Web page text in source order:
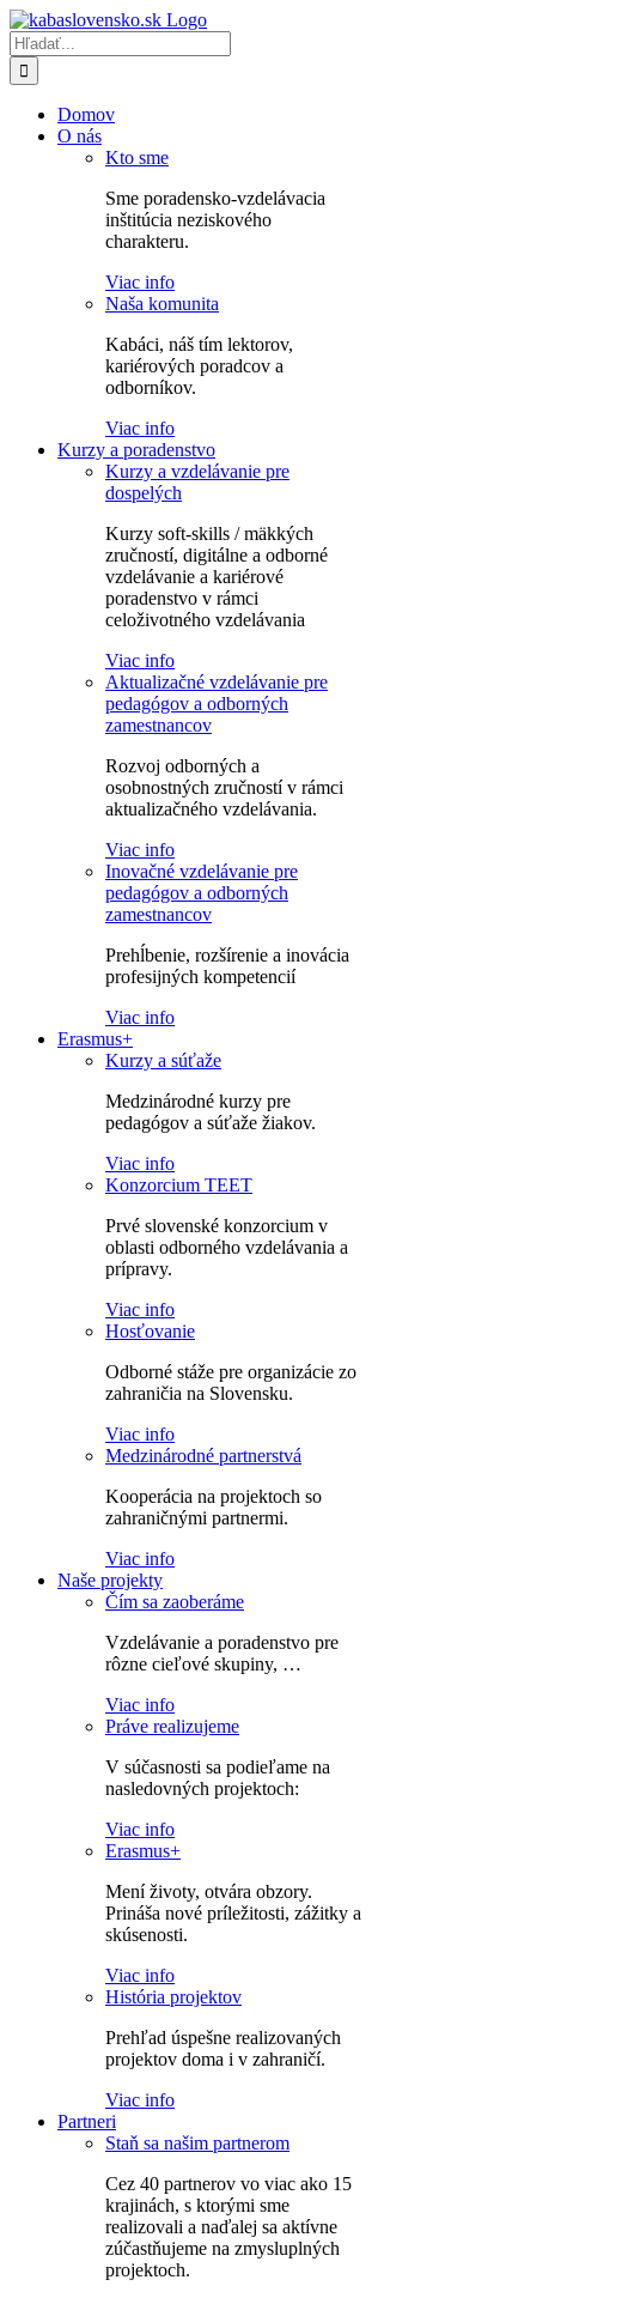
Skip
to
content
Hľadať:
Domov
O nás
Kto sme
Sme poradensko-vzdelávacia
inštitúcia neziskového
charakteru.
Viac info
Naša komunita
Kabáci, náš tím lektorov,
kariérových poradcov a
odborníkov.
Viac info
Kurzy a poradenstvo
Kurzy a vzdelávanie pre
dospelých
Kurzy soft-skills / mäkkých
zručností, digitálne a odborné
vzdelávanie a kariérové
poradenstvo v rámci
celoživotného vzdelávania
Viac info
Aktualizačné vzdelávanie pre
pedagógov a odborných
zamestnancov
Rozvoj odborných a
osobnostných zručností v rámci
aktualizačného vzdelávania.
Viac info
Inovačné vzdelávanie pre
pedagógov a odborných
zamestnancov
Prehĺbenie, rozšírenie a inovácia
profesijných kompetencií
Viac info
Erasmus+
Kurzy a súťaže
Medzinárodné kurzy pre
pedagógov a súťaže žiakov.
Viac info
Konzorcium TEET
Prvé slovenské konzorcium v
oblasti odborného vzdelávania a
prípravy.
Viac info
Hosťovanie
Odborné stáže pre organizácie zo
zahraničia na Slovensku.
Viac info
Medzinárodné partnerstvá
Kooperácia na projektoch so
zahraničnými partnermi.
Viac info
Naše projekty
Čím sa zaoberáme
Vzdelávanie a poradenstvo pre
rôzne cieľové skupiny, …
Viac info
Práve realizujeme
V súčasnosti sa podieľame na
nasledovných projektoch:
Viac info
Erasmus+
Mení životy, otvára obzory.
Prináša nové príležitosti, zážitky a
skúsenosti.
Viac info
História projektov
Prehľad úspešne realizovaných
projektov doma i v zahraničí.
Viac info
Partneri
Staň sa našim partnerom
Cez 40 partnerov vo viac ako 15
krajinách, s ktorými sme
realizovali a naďalej sa aktívne
zúčastňujeme na zmysluplných
projektoch.